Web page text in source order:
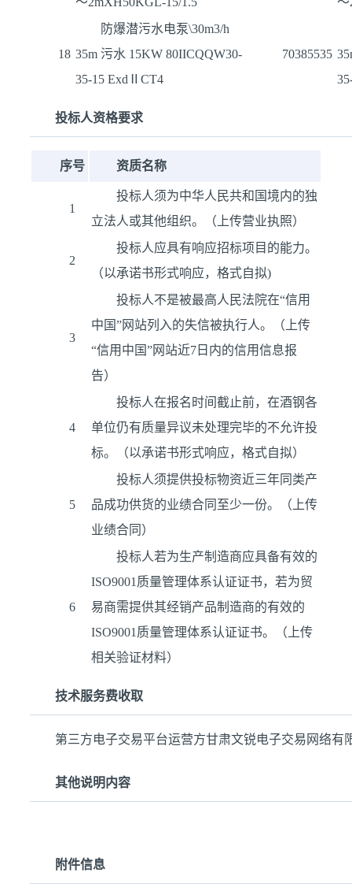
18
防爆潜污水电泵\30m3/h
35m 污水 15KW 80IICQQW30-
35-15 ExdⅡCT4
70385535
投标人资格要求
序号 资质名称
1
投标人须为中华人民共和国境内的独
立法人或其他组织。（上传营业执照）
2
投标人应具有响应招标项目的能力。
（以承诺书形式响应，格式自拟)
3
投标人不是被最高人民法院在“信用
中国”网站列入的失信被执行人。（上传
“信用中国”网站近7日内的信用信息报
告）
4
投标人在报名时间截止前，在酒钢各
单位仍有质量异议未处理完毕的不允许投
标。（以承诺书形式响应，格式自拟）
5
投标人须提供投标物资近三年同类产
品成功供货的业绩合同至少一份。（上传
业绩合同）
6
投标人若为生产制造商应具备有效的
ISO9001质量管理体系认证证书，若为贸
易商需提供其经销产品制造商的有效的
ISO9001质量管理体系认证证书。（上传
相关验证材料）
技术服务费收取
第三方电子交易平台运营方甘肃文锐电子交易网络
其他说明内容
附件信息